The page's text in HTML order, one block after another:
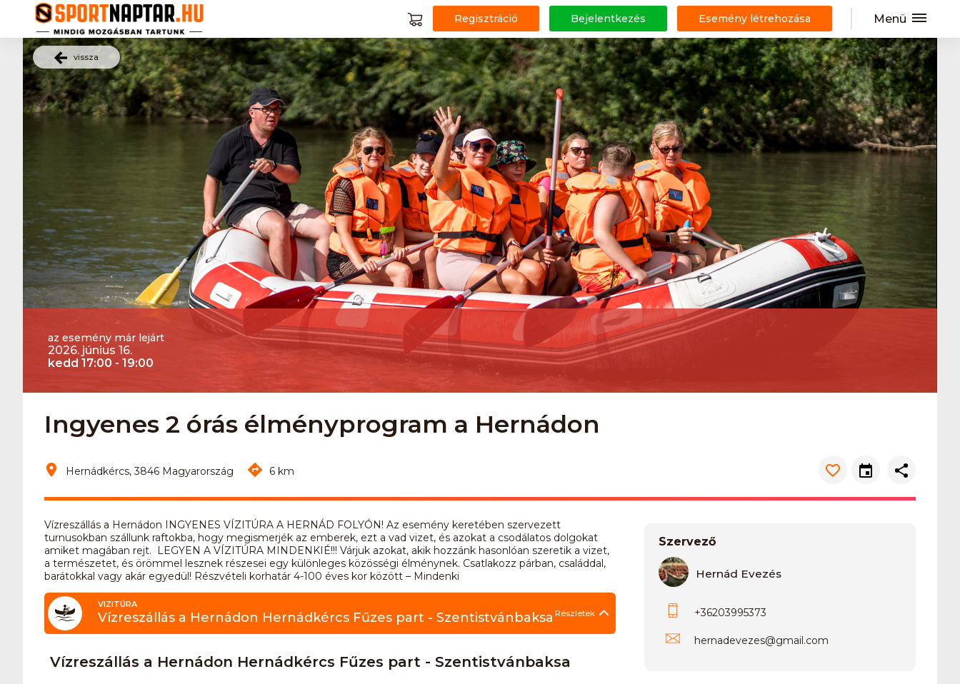
Regisztráció Bejelentkezés Esemény létrehozása Menü
vissza
az esemény már lejárt
2026. június 16.
kedd 17:00 - 19:00
Ingyenes 2 órás élményprogram a Hernádon
Hernádkércs, 3846 Magyarország 6 km
Vízreszállás a Hernádon INGYENES VÍZITÚRA A HERNÁD FOLYÓN! Az esemény keretében szervezett
turnusokban szállunk raftokba, hogy megismerjék az emberek, ezt a vad vizet, és azokat a csodálatos dolgokat
amiket magában rejt. LEGYEN A VÍZITÚRA MINDENKIÉ!!! Várjuk azokat, akik hozzánk hasonlóan szeretik a vizet,
a természetet, és örömmel lesznek részesei egy különleges közösségi élménynek. Csatlakozz párban, családdal,
barátokkal vagy akár egyedül! Részvételi korhatár 4-100 éves kor között – Mindenki
VIZITÚRA
Vízreszállás a Hernádon Hernádkércs Fűzes part - Szentistvánbaksa Részletek
Vízreszállás a Hernádon Hernádkércs Fűzes part - Szentistvánbaksa
Szervező
Hernád Evezés
+36203995373
hernadevezes@gmail.com